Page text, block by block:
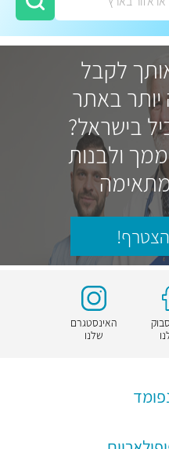
לקבל
באתר
בישראל?
ולבנות
האינסטגרם
שלנו